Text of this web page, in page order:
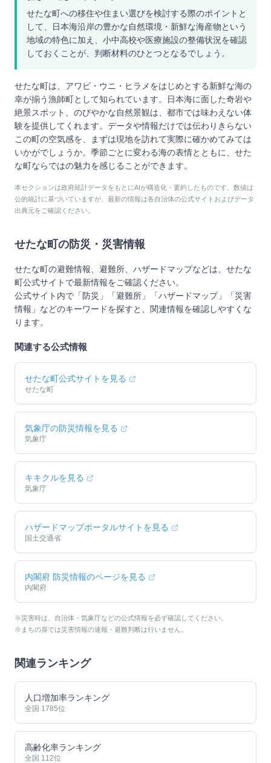
せたな町への移住や住まい選びを検討する際のポイントと
して、日本海沿岸の豊かな自然環境・新鮮な海産物という
地域の特色に加え、小中高校や医療施設の整備状況を確認
しておくことが、判断材料のひとつとなるでしょう。
せたな町は、アワビ・ウニ・ヒラメをはじめとする新鮮な海の
幸が揃う漁師町として知られています。日本海に面した奇岩や
絶景スポット、のびやかな自然景観は、都市では味わえない体
験を提供してくれます。データや情報だけでは伝わりきらない
この町の空気感を、まずは現地を訪れて実際に確かめてみては
いかがでしょうか。季節ごとに変わる海の表情とともに、せた
な町ならではの魅力を感じることができます。
本セクションは政府統計データをもとにAIが構造化・要約したものです。数値は
公的統計に基づいていますが、最新の情報は各自治体の公式サイトおよびデータ
出典元をご確認ください。
せたな町 の防災・災害情報
せたな町の避難情報、避難所、ハザードマップなどは、 せたな
町公式サイトで最新情報をご確認ください。
公式サイト内で「防災」「避難所」「ハザードマップ」「災害
情報」などのキーワードを探すと、関連情報を確認しやすくな
ります。
関連する公式情報
せたな町公式サイトを見る
せたな町
気象庁の防災情報を見る
気象庁
キキクルを見る
気象庁
ハザードマップポータルサイトを見る
国土交通省
内閣府 防災情報のページを見る
内閣府
※災害時は、自治体・気象庁などの公式情報を必ず確認してください。
※まちの扉では災害情報の速報・避難判断は行いません。
関連ランキング
人口増加率ランキング
全国 1785位
高齢化率ランキング
全国 112位